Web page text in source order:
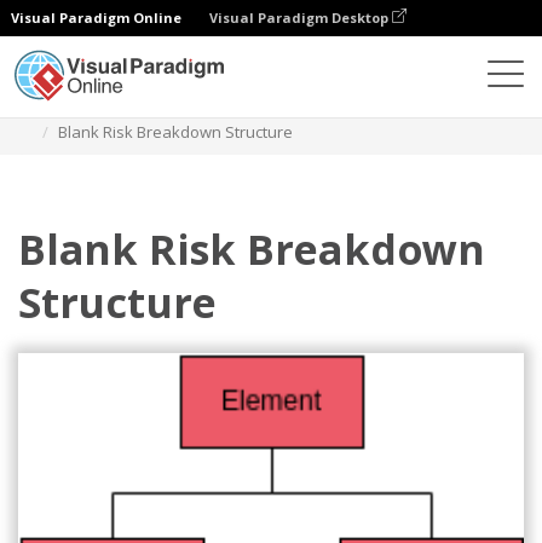
Visual Paradigm Online Visual Paradigm Desktop
Blank Risk Breakdown Structure
Blank Risk Breakdown
Structure